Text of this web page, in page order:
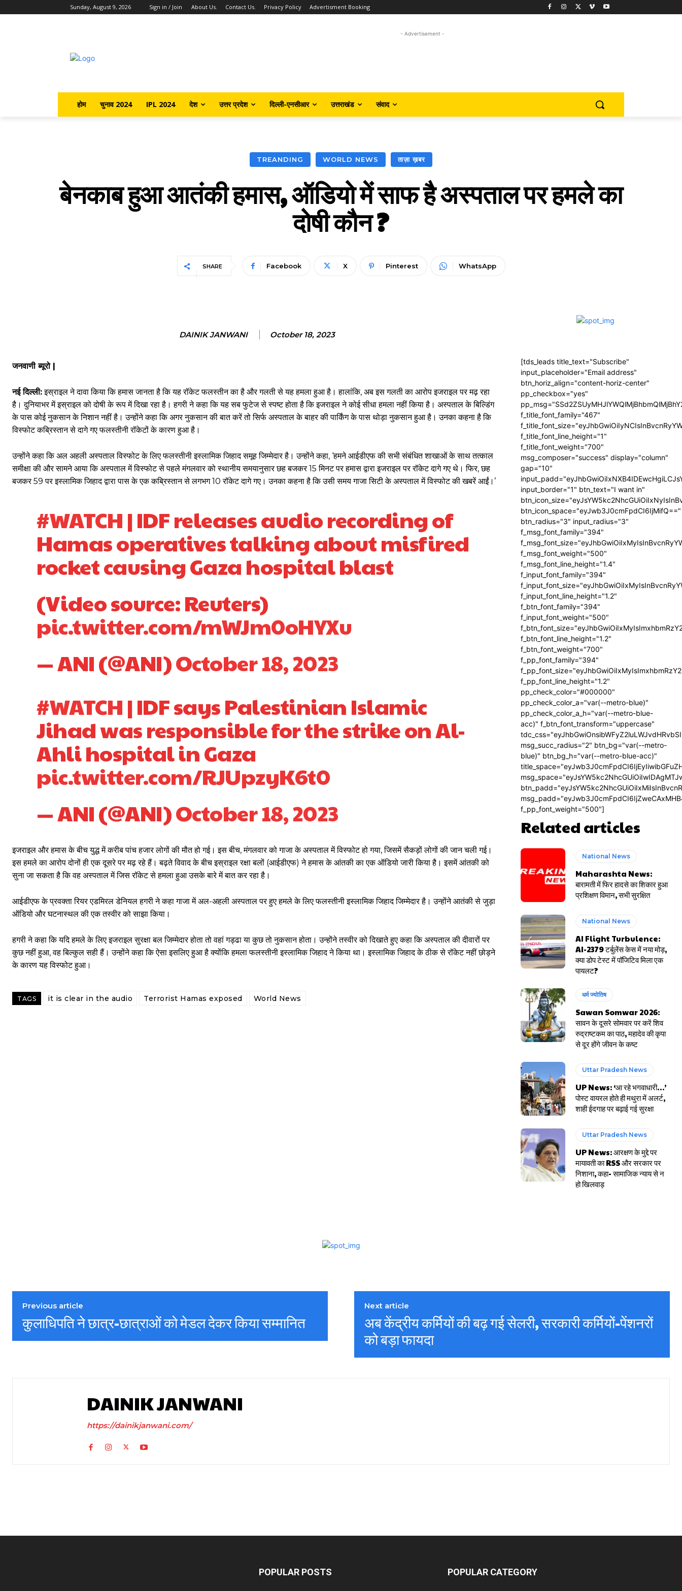
Sunday, August 9, 2026 Sign in / Join About Us. Contact Us. Privacy Policy Advertisment Booking
- Advertisement -
होम चुनाव 2024 IPL 2024 देश उत्तर प्रदेश दिल्ली-एनसीआर उत्तराखंड संवाद
TREANDING WORLD NEWS ताज़ा ख़बर
बेनकाब हुआ आतंकी हमास, ऑडियो में साफ है अस्पताल पर हमले का
दोषी कौन ?
SHARE Facebook X Pinterest WhatsApp
DAINIK JANWANI October 18, 2023
जनवाणी ब्यूरो |
नई दिल्ली:इस्राइल ने दावा किया कि हमास जानता है कि यह रॉकेट फलस्तीन का है और गलती से यह हमला हुआ है। हालांकि, अब इस गलती का आरोप इजराइल पर मढ़ रहा
है। दुनियाभर में इस्राइल को दोषी के रूप में दिखा रहा है। हगरी ने कहा कि यह सब फुटेज से स्पष्ट होता है कि इजराइल ने कोई सीधा हमला नहीं किया है। अस्पताल के बिल्डिंग
के पास कोई नुकसान के निशान नहीं है। उन्होंने कहा कि अगर नुकसान की बात करें तो सिर्फ अस्पताल के बाहर की पार्किंग के पास थोड़ा नुकसान हुआ है। उनका कहना है कि
विस्फोट कब्रिस्तान से दागे गए फलस्तीनी रॉकेटों के कारण हुआ है।
उन्होंने कहा कि अल अहली अस्पताल विस्फोट के लिए फलस्तीनी इस्लामिक जिहाद समूह जिम्मेदार है। उन्होंने कहा, ‘हमने आईडीएफ की सभी संबंधित शाखाओं के साथ तत्काल
समीक्षा की और सामने आया कि अस्पताल में विस्फोट से पहले मंगलवार को स्थानीय समयानुसार छह बजकर 15 मिनट पर हमास द्वारा इजराइल पर रॉकेट दागे गए थे। फिर, छह
बजकर 59 पर इस्लामिक जिहाद द्वारा पास के एक कब्रिस्तान से लगभग 10 रॉकेट दागे गए। उनका कहना है कि उसी समय गाजा सिटी के अस्पताल में विस्फोट की खबरें आईं।’
#WATCH| IDF releases audio recording of
Hamas operatives talking about misfired
rocket causing Gaza hospital blast
(Video source: Reuters)
pic.twitter.com/mWJm0oHYXu
— ANI (@ANI)October 18, 2023
#WATCH| IDF says Palestinian Islamic
Jihad was responsible for the strike on Al-
Ahli hospital in Gaza
pic.twitter.com/RJUpzyK6t0
— ANI (@ANI)October 18, 2023
इजराइल और हमास के बीच युद्ध में करीब पांच हजार लोगों की मौत हो गई। इस बीच, मंगलवार को गाजा के अस्पताल में विस्फोट हो गया, जिसमें सैकड़ों लोगों की जान चली गई।
इस हमले का आरोप दोनों ही एक दूसरे पर मढ़ रहे हैं। बढ़ते विवाद के बीच इस्राइल रक्षा बलों (आईडीएफ) ने हमास के आंतकी का एक ऑडियो जारी किया है। इसमें आंतकी को
सुना जा सकता है कि वह अस्पताल में जिस रॉकेट से हमला हुआ उसके बारे में बात कर रहा है।
आईडीएफ के प्रवक्ता रियर एडमिरल डेनियल हगरी ने कहा गाजा में अल-अहली अस्पताल पर हुए हमले के लिए फलस्तीनी इस्लामिक जिहाद जिम्मेदार है। उन्होंने आतंकी से जुड़ा
ऑडियो और घटनास्थल की एक तस्वीर को साझा किया।
हगरी ने कहा कि यदि हमले के लिए इजराइल सुरक्षा बल जिम्मेदार होता तो वहां गड्ढा या कुछ तो नुकसान होता। उन्होंने तस्वीर को दिखाते हुए कहा कि अस्पताल की दीवारों पर
कुछ नहीं हुआ, वह बिल्कुल सही हैं। उन्होंने कहा कि ऐसा इसलिए हुआ है क्योंकि हमला फलस्तीनी इस्लामिक जिहाद ने किया था। इस्लामिक जिहाद के ठीक से रॉकेट नहीं छोड़ने
के कारण यह विस्फोट हुआ।
TAGS it is clear in the audio Terrorist Hamas exposed World News
[tds_leads title_text="Subscribe"
input_placeholder="Email address"
btn_horiz_align="content-horiz-center"
pp_checkbox="yes"
f_title_font_family="467"
f_title_font_line_height="1"
f_title_font_weight="700"
msg_composer="success" display="column"
gap="10"
input_border="1" btn_text="I want in"
btn_icon_space="eyJwb3J0cmFpdCI6IjMifQ=="
btn_radius="3" input_radius="3"
f_msg_font_family="394"
f_msg_font_weight="500"
f_msg_font_line_height="1.4"
f_input_font_family="394"
f_input_font_line_height="1.2"
f_btn_font_family="394"
f_input_font_weight="500"
f_btn_font_line_height="1.2"
f_btn_font_weight="700"
f_pp_font_family="394"
f_pp_font_line_height="1.2"
pp_check_color="#000000"
pp_check_color_a="var(--metro-blue)"
pp_check_color_a_h="var(--metro-blue-
acc)" f_btn_font_transform="uppercase"
msg_succ_radius="2" btn_bg="var(--metro-
blue)" btn_bg_h="var(--metro-blue-acc)"
f_pp_font_weight="500"]
Related articles
National News
Maharashta News:
बारामती में फिर हादसे का शिकार हुआ
प्रशिक्षण विमान, सभी सुरक्षित
National News
AI Flight Turbulence:
AI-2379 टर्बुलेंस केस में नया मोड़,
क्या डोप टेस्ट में पॉजिटिव मिला एक
पायलट?
धर्म ज्योतिष
Sawan Somwar 2026:
सावन के दूसरे सोमवार पर करें शिव
रुद्राष्टकम का पाठ, महादेव की कृपा
से दूर होंगे जीवन के कष्ट
Uttar Pradesh News
UP News: ‘आ रहे भगवाधारी…’
पोस्ट वायरल होते ही मथुरा में अलर्ट,
शाही ईदगाह पर बढ़ाई गई सुरक्षा
Uttar Pradesh News
UP News: आरक्षण के मुद्दे पर
मायावती का RSS और सरकार पर
निशाना, कहा- सामाजिक न्याय से न
हो खिलवाड़
Previous article
कुलाधिपति ने छात्र-छात्राओं को मेडल देकर किया सम्मानित
Next article
अब केंद्रीय कर्मियों की बढ़ गई सेलरी, सरकारी कर्मियों-पेंशनरों
को बड़ा फायदा
DAINIK JANWANI
https://dainikjanwani.com/
POPULAR POSTS POPULAR CATEGORY